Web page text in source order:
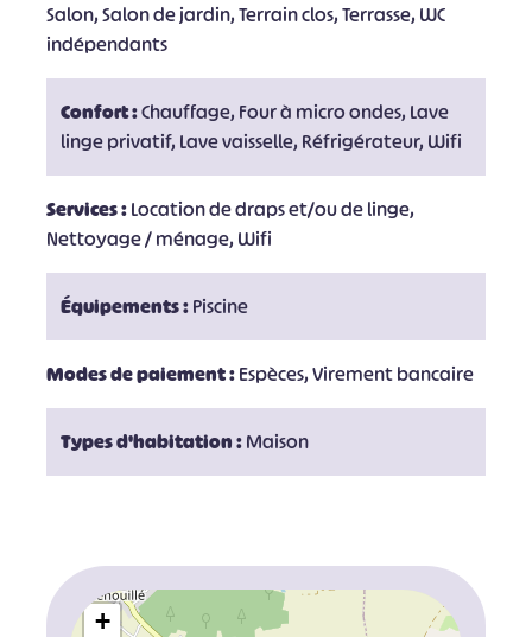
Salon, Salon de jardin, Terrain clos, Terrasse, WC
indépendants
Confort :Chauffage, Four à micro ondes, Lave
linge privatif, Lave vaisselle, Réfrigérateur, Wifi
Services :Location de draps et/ou de linge,
Nettoyage / ménage, Wifi
Équipements :Piscine
Modes de paiement :Espèces, Virement bancaire
Types d'habitation :Maison
+